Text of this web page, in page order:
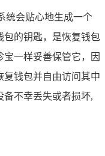
统会贴心地生成一个
包的钥匙，是恢复钱包
一样妥善保管它，因
复钱包并自由访问其中
备不幸丢失或者损坏,